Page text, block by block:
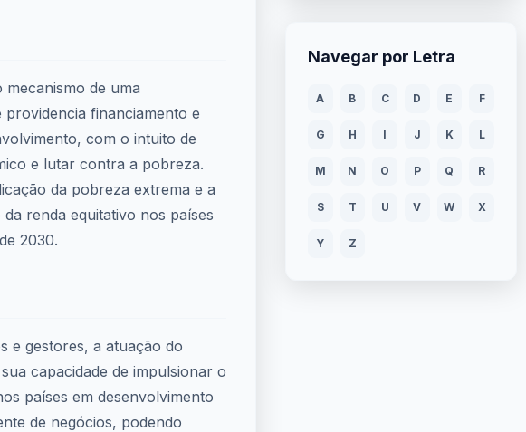
de uma
financiamento e
com o intuito de
e lutar contra a pobreza.
da pobreza extrema e a
renda equitativo nos países
2030.
e gestores, a atuação do
capacidade de impulsionar o
países em desenvolvimento
de negócios, podendo
Navegar por Letra
A B C D E F
G H I J K L
M N O P Q R
S T U V W X
Y Z